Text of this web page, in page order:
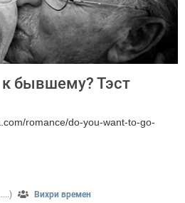
бывшему? Тэст
romance/do-you-want-to-go-
Вихри времен